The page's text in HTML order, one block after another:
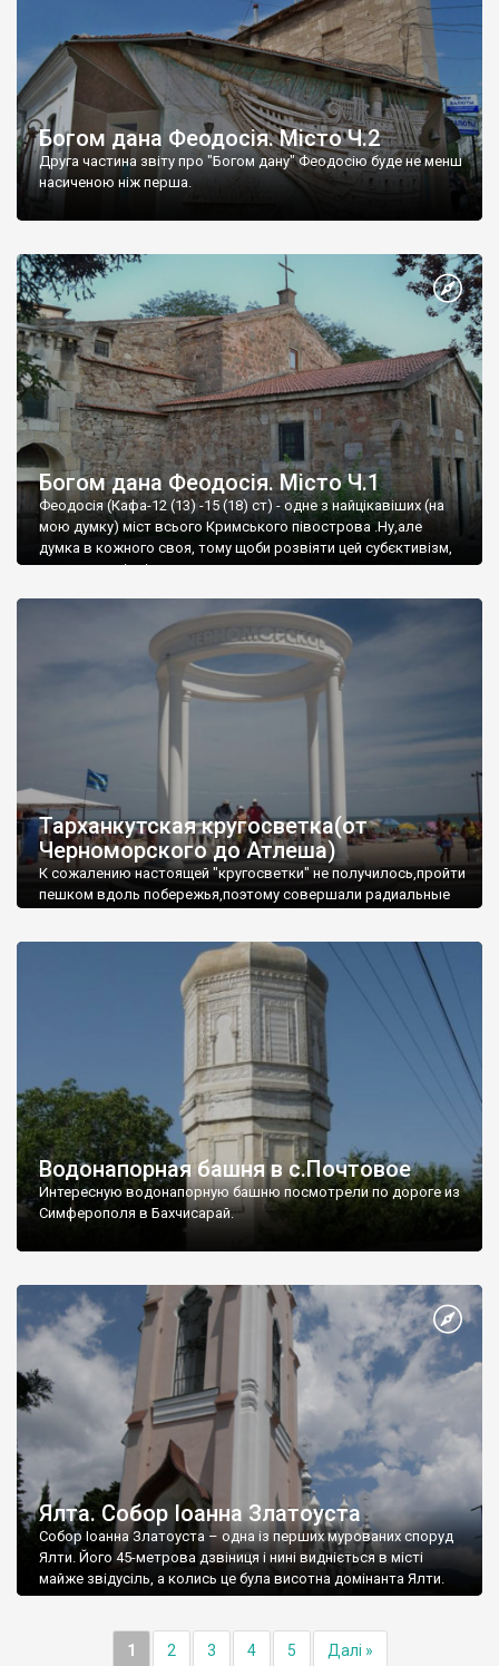
Богом дана Феодосія. Місто Ч.2
Друга частина звіту про "Богом дану" Феодосію буде не менш
насиченою ніж перша.
Богом дана Феодосія. Місто Ч.1
Феодосія (Кафа-12 (13) -15 (18) ст) - одне з найцікавіших (на
мою думку) міст всього Кримського півострова .Ну,але
думка в кожного своя, тому щоби розвіяти цей субєктивізм,
запрошую відвідати це
Тарханкутская кругосветка(от
Черноморского до Атлеша)
К сожалению настоящей "кругосветки" не получилось,пройти
пешком вдоль побережья,поэтому совершали радиальные
Водонапорная башня в с.Почтовое
Интересную водонапорную башню посмотрели по дороге из
Симферополя в Бахчисарай.
Ялта. Собор Іоанна Златоуста
Собор Іоанна Златоуста – одна із перших мурованих споруд
Ялти. Його 45-метрова дзвіниця і нині видніється в місті
майже звідусіль, а колись це була висотна домінанта Ялти.
1 2 3 4 5 Далі »